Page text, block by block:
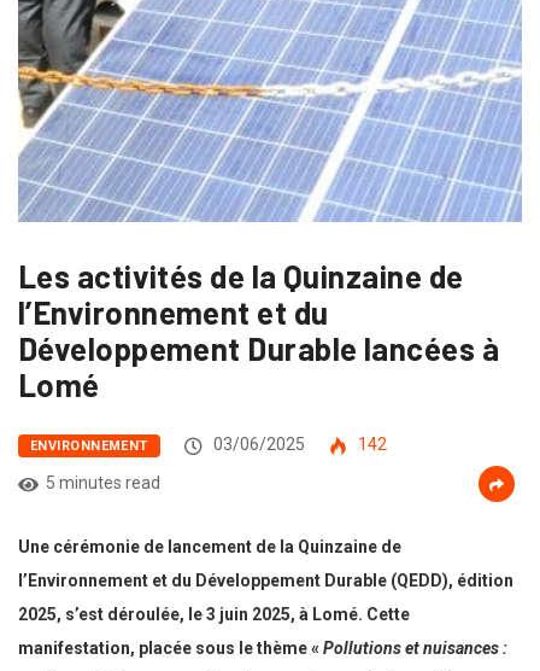
Les activités de la Quinzaine de
l’Environnement et du
Développement Durable lancées à
Lomé
ENVIRONNEMENT 03/06/2025
142
5 minutes read
Une cérémonie de lancement de la Quinzaine de
l’Environnement et du Développement Durable (QEDD), édition
2025, s’est déroulée, le 3 juin 2025, à Lomé. Cette
manifestation, placée sous le thème «Pollutions et nuisances :